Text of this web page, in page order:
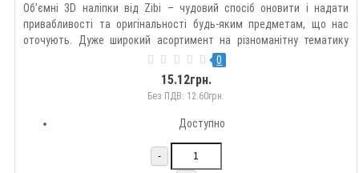
Об’ємні 3D наліпки від Zibi – чудовий спосіб оновити і надати
привабливості та оригінальності будь-яким предметам, що нас
оточують. Дуже широкий асортимент на різноманітну тематику
дозволить підібрати такі наклейки кожному на свій смак.
Оздоблюйте гаджети, зошити, блокноти, щоденники, пенали,
0
15.12грн.
Без ПДВ: 12.60грн.
Доступно
-